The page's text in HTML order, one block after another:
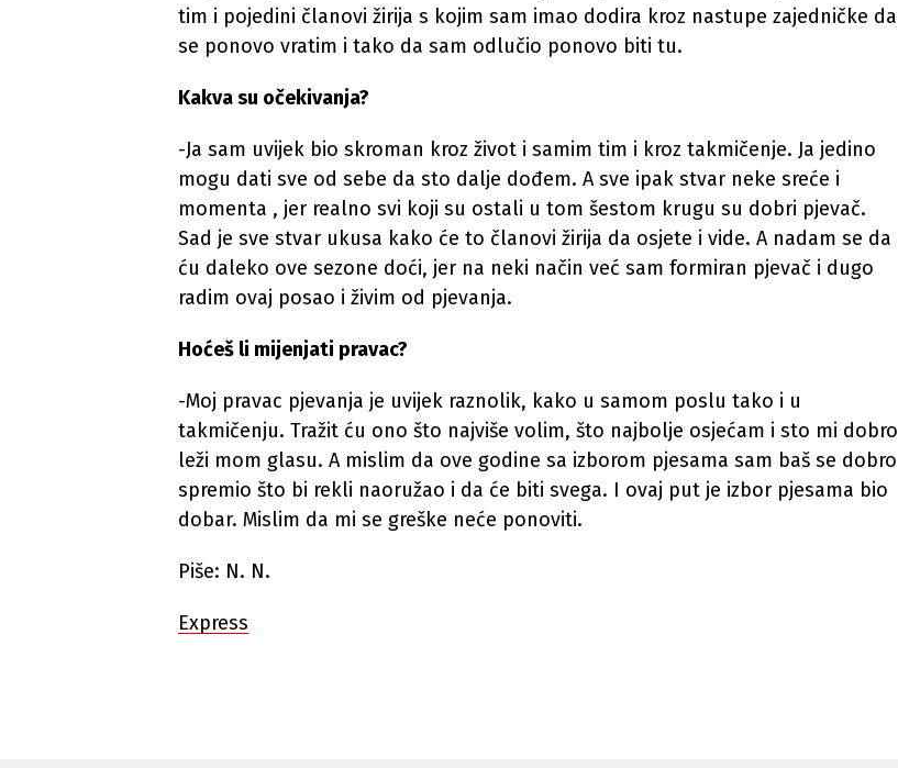
tim i pojedini članovi žirija s kojim sam imao dodira kroz nastupe zajedničke da
se ponovo vratim i tako da sam odlučio ponovo biti tu.
Kakva su očekivanja?
-Ja sam uvijek bio skroman kroz život i samim tim i kroz takmičenje. Ja jedino
mogu dati sve od sebe da sto dalje dođem. A sve ipak stvar neke sreće i
momenta , jer realno svi koji su ostali u tom šestom krugu su dobri pjevač.
Sad je sve stvar ukusa kako će to članovi žirija da osjete i vide. A nadam se da
ću daleko ove sezone doći, jer na neki način već sam formiran pjevač i dugo
radim ovaj posao i živim od pjevanja.
Hoćeš li mijenjati pravac?
-Moj pravac pjevanja je uvijek raznolik, kako u samom poslu tako i u
takmičenju. Tražit ću ono što najviše volim, što najbolje osjećam i sto mi dobro
leži mom glasu. A mislim da ove godine sa izborom pjesama sam baš se dobro
spremio što bi rekli naoružao i da će biti svega. I ovaj put je izbor pjesama bio
dobar. Mislim da mi se greške neće ponoviti.
Piše: N. N.
Express